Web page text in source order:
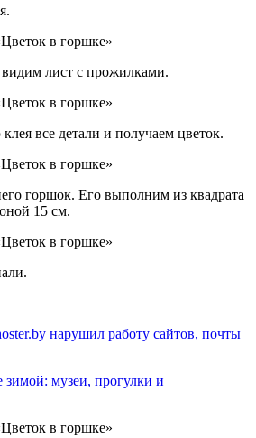
видим лист с прожилками.
все детали и получаем цветок.
горшок. Его выполним из квадрата
15 см.
нарушил работу сайтов, почты
музеи, прогулки и